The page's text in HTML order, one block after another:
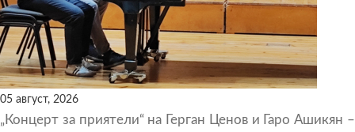
05 август, 2026
„Концерт за приятели“ на Герган Ценов и Гаро Ашикян –